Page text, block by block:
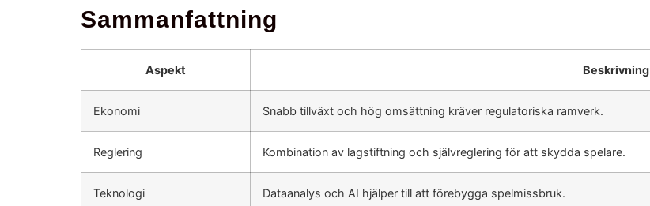
Sammanfattning
Aspekt Beskrivning
Ekonomi Snabb tillväxt och hög omsättning kräver regulatoriska ramverk.
Reglering Kombination av lagstiftning och självreglering för att skydda spelare.
Teknologi Dataanalys och AI hjälper till att förebygga spelmissbruk.